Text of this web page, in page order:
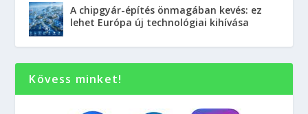
A chipgyár-építés önmagában kevés: ez
lehet Európa új technológiai kihívása
Kövess minket!